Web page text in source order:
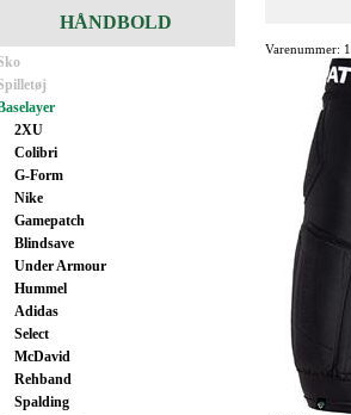
HÅNDBOLD
2XU
Colibri
G-Form
Nike
Gamepatch
Blindsave
Under Armour
Hummel
Adidas
Select
McDavid
Rehband
Spalding
Varenummer: